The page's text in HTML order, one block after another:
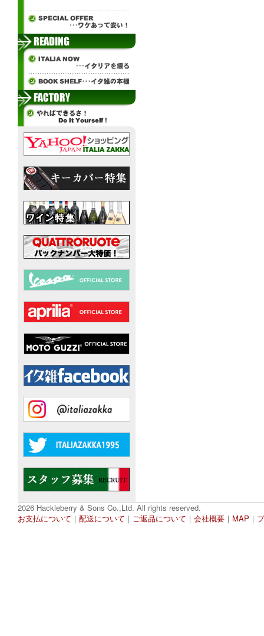
2026 Hackleberry & Sons Co.,Ltd. All rights reserved.
お支払について ｜ 配送について ｜ ご返品について ｜ 会社概要 ｜ MAP ｜